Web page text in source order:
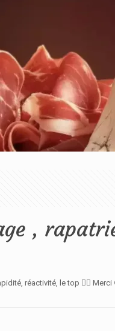
,
réactivité, le top 👍🏻